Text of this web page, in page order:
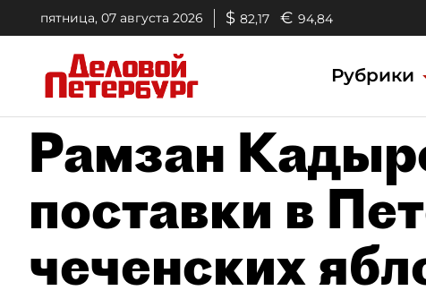
пятница, 07 августа 2026 $ 82,17 € 94,84
Рубрики
Рамзан
поставки в
чеченских